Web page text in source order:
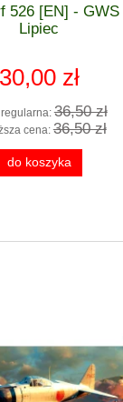
526 [EN] - GWS
Lipiec
30,00 zł
36,50 zł
cena:36,50 zł
do koszyka